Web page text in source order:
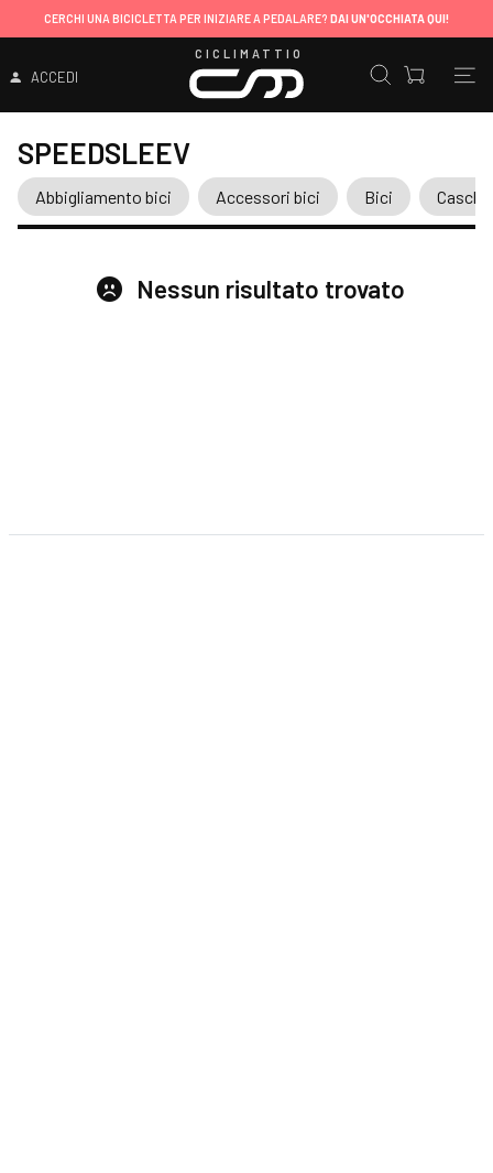
CERCHI UNA BICICLETTA PER INIZIARE A PEDALARE? DAI UN'OCCHIATA QUI!
ACCEDI
CICLIMATTIO
SPEEDSLEEV
Abbigliamento bici Accessori bici Bici Caschi
Nessun risultato trovato